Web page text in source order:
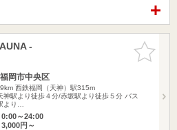
お気に入
りに追加
-
岡市中央区
西鉄福岡（天神）駅315m
神駅より徒歩４分/赤坂駅より徒歩５分 バス
より…
～24:00
円～